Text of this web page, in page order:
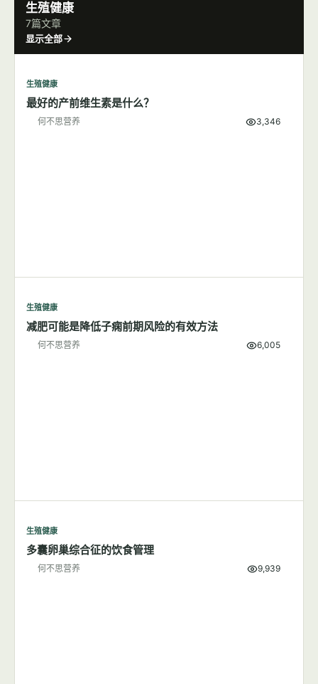
生殖健康
7篇文章
显示全部
生殖健康
最好的产前维生素是什么？
何不思营养 3,346
生殖健康
减肥可能是降低子痫前期风险的有效方法
何不思营养 6,005
生殖健康
多囊卵巢综合征的饮食管理
何不思营养 9,939